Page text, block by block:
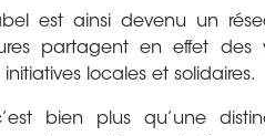
est ainsi devenu un
partagent en effet des
locales et solidaires.
bien plus qu’une